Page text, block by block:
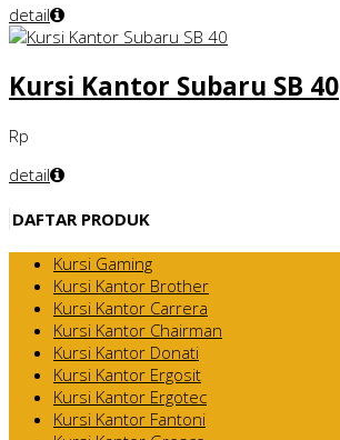
detail
Kursi Kantor Subaru SB 40
Rp
detail
DAFTAR PRODUK
Kursi Gaming
Kursi Kantor Brother
Kursi Kantor Carrera
Kursi Kantor Chairman
Kursi Kantor Donati
Kursi Kantor Ergosit
Kursi Kantor Ergotec
Kursi Kantor Fantoni